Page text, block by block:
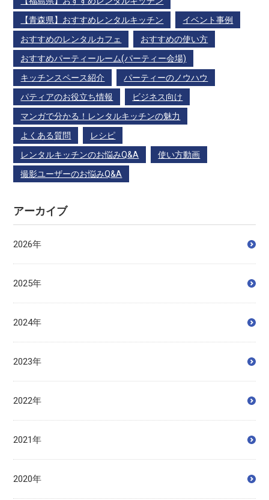
【青森県】おすすめレンタルキッチン
イベント事例
おすすめのレンタルカフェ
おすすめの使い方
おすすめパーティールーム(パーティー会場)
キッチンスペース紹介
パーティーのノウハウ
パティアのお役立ち情報
ビジネス向け
マンガで分かる！レンタルキッチンの魅力
よくある質問
レシピ
レンタルキッチンのお悩みQ&A
使い方動画
撮影ユーザーのお悩みQ&A
アーカイブ
2026年
2025年
2024年
2023年
2022年
2021年
2020年